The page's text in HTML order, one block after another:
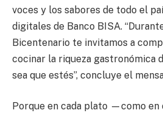
voces y los sabores de todo el
digitales de Banco BISA.
Bicentenario te invitamos a
cocinar la riqueza gastronómica
sea que estés”, concluye el
Porque en cada plato —como